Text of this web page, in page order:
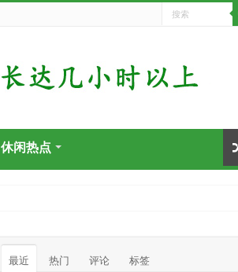
休闲热点
最近 热门 评论 标签